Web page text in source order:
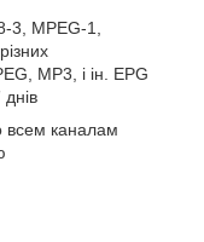
3, MPEG-1,
MP3, і ін. EPG
всем каналам